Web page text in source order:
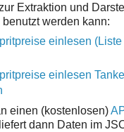
Extraktion und
werden kann:
einlesen (Liste
einlesen
einen (kostenlosen)
dann Daten im